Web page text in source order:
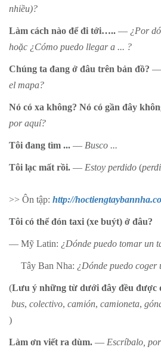
nhiều)?
Làm cách nào để đi tới….. — ¿Por
hoặc ¿Cómo puedo llegar a ... ?
Chúng ta đang ở đâu trên bản đồ? —
el mapa?
Nó có xa không? Nó có gần đây
por aquí?
Tôi đang tìm ... — Busco ...
Tôi lạc mất rồi. — Estoy perdido (
>> Ôn tập: http://
Tôi có thể đón taxi (xe buýt) ở đâu?
— Mỹ Latin: ¿Dónde puedo tomar un
Tây Ban Nha: ¿Dónde puedo coger
(Lưu ý những từ dưới đây đều được
bus, colectivo, camión, camioneta,
)
Làm ơn viết ra dùm. — Escríbalo,